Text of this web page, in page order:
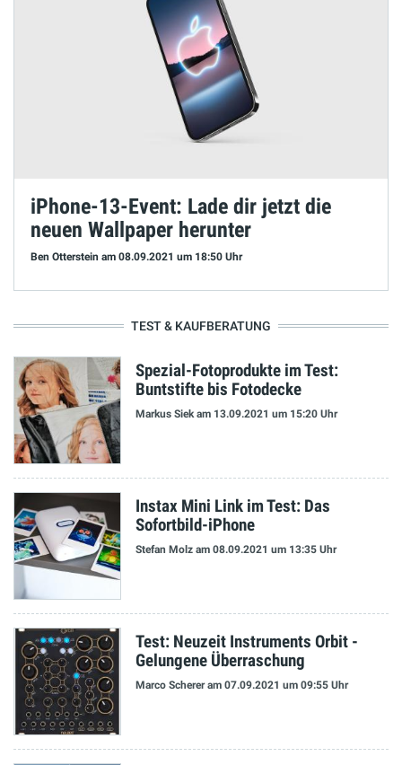
iPhone-13-Event: Lade dir jetzt die
neuen Wallpaper herunter
Ben Otterstein am 08.09.2021 um 18:50 Uhr
TEST & KAUFBERATUNG
Spezial-Fotoprodukte im Test:
Buntstifte bis Fotodecke
Markus Siek am 13.09.2021 um 15:20 Uhr
Instax Mini Link im Test: Das
Sofortbild-iPhone
Stefan Molz am 08.09.2021 um 13:35 Uhr
Test: Neuzeit Instruments Orbit -
Gelungene Überraschung
Marco Schereram 07.09.2021 um 09:55 Uhr